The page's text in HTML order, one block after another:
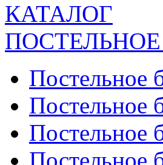
КАТАЛОГ
ПОСТЕЛЬНОЕ
Постельное
Постельное
Постельное